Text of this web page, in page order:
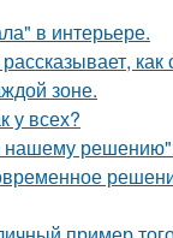
в интерьере.
зоне.
у всех?